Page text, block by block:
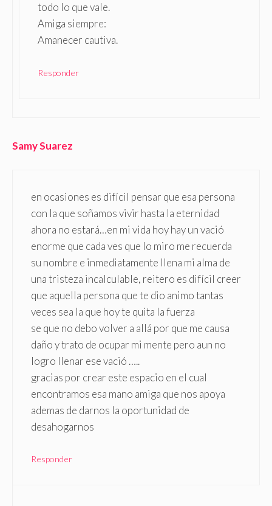
todo lo que vale.
Amiga siempre:
Amanecer cautiva.
Responder
Samy Suarez
en ocasiones es difícil pensar que esa persona
con la que soñamos vivir hasta la eternidad
ahora no estará…en mi vida hoy hay un vació
enorme que cada ves que lo miro me recuerda
su nombre e inmediatamente llena mi alma de
una tristeza incalculable, reitero es difícil creer
que aquella persona que te dio animo tantas
veces sea la que hoy te quita la fuerza
se que no debo volver a allá por que me causa
daño y trato de ocupar mi mente pero aun no
logro llenar ese vació …..
gracias por crear este espacio en el cual
encontramos esa mano amiga que nos apoya
ademas de darnos la oportunidad de
desahogarnos
Responder